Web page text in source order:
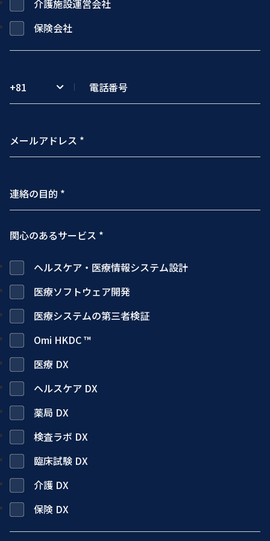
介護施設運営会社
保険会社
+81
関心のあるサービス *
ヘルスケア・医療情報システム設計
医療ソフトウェア開発
医療システムの第三者検証
Omi HKDC ™
医療 DX
ヘルスケア DX
薬局 DX
検査ラボ DX
臨床試験 DX
介護 DX
保険 DX